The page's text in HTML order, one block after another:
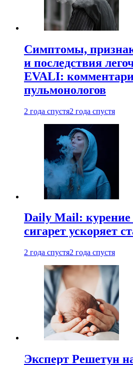
Симптомы,
и последствия
EVALI:
пульмонологов
2 года спустя2 года спустя
Daily Mail:
сигарет ускоряет
2 года спустя2 года спустя
Эксперт Решетун